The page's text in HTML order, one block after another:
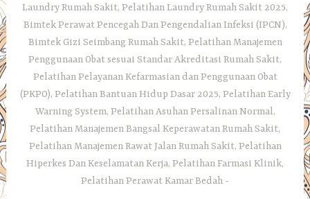
Laundry Rumah Sakit, Pelatihan Laundry Rumah Sakit 2025,
Bimtek Perawat Pencegah Dan Pengendalian Infeksi (IPCN),
Bimtek Gizi Seimbang Rumah Sakit, Pelatihan Manajemen
Penggunaan Obat sesuai Standar Akreditasi Rumah Sakit,
Pelatihan Pelayanan Kefarmasian dan Penggunaan Obat
(PKPO), Pelatihan Bantuan Hidup Dasar 2025, Pelatihan Early
Warning System, Pelatihan Asuhan Persalinan Normal,
Pelatihan Manajemen Bangsal Keperawatan Rumah Sakit,
Pelatihan Manajemen Rawat Jalan Rumah Sakit, Pelatihan
Hiperkes Dan Keselamatan Kerja, Pelatihan Farmasi Klinik,
Pelatihan Perawat Kamar Bedah